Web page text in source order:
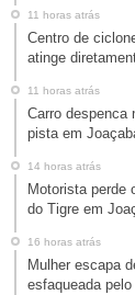
11 horas atrás
Centro de
atinge
11 horas atrás
Carro despenca
pista em
14 horas atrás
Motorista perde
do Tigre em
16 horas atrás
Mulher escapa
esfaqueada